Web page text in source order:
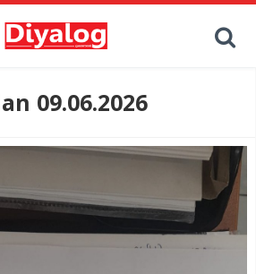
09.06.2026